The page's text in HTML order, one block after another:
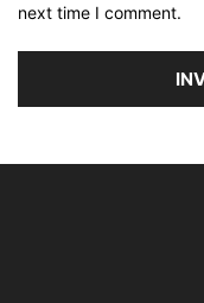
next time I comment.